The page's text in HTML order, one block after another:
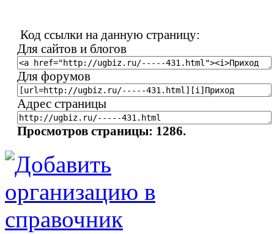
Код ссылки на данную страницу:
Для сайтов и блогов
Для форумов
Адрес страницы
Просмотров страницы: 1286.